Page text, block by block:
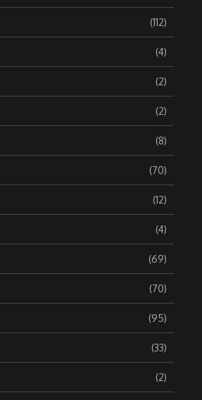
(112)
(4)
(2)
(2)
(8)
(70)
(12)
(4)
(69)
(70)
(95)
(33)
(2)